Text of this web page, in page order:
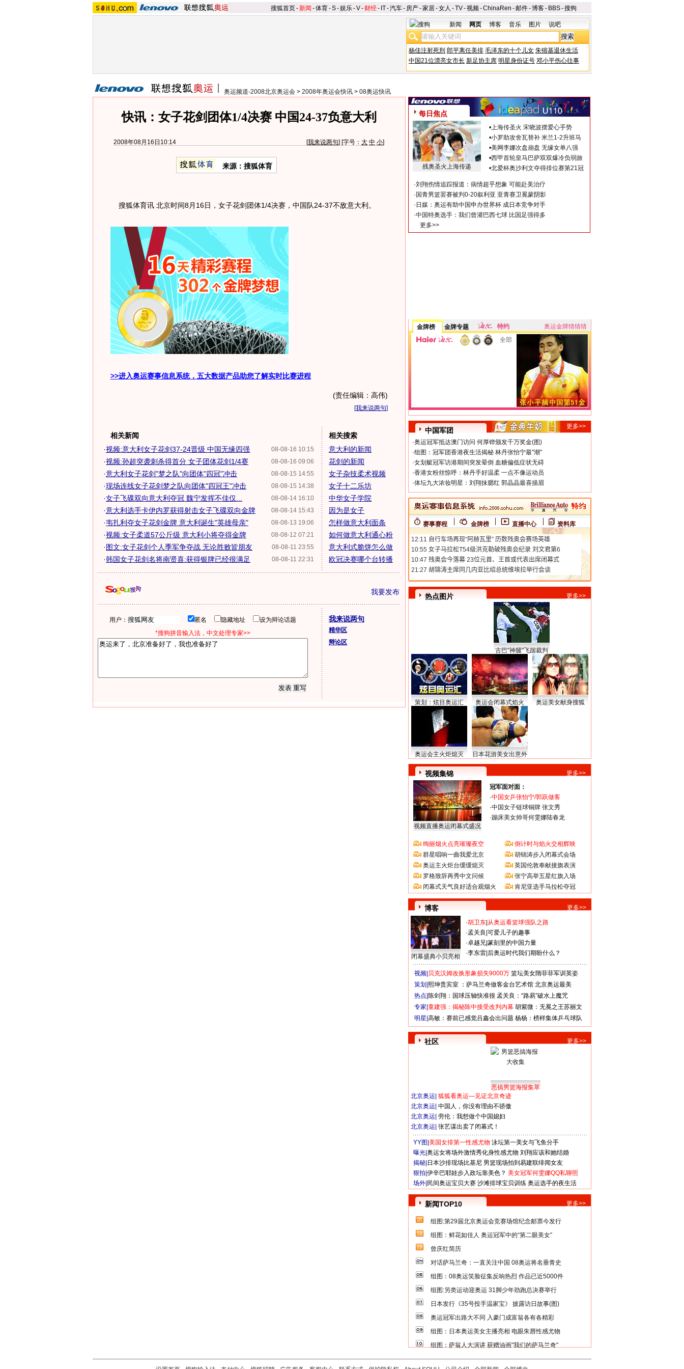
搜狐首页-新闻 -体育-S-娱乐-V- 财经- IT-汽车- 房产-家居-女人 -TV-视频-ChinaRen -邮件-博客- BBS-搜狗
新闻 网页 博客 音乐 图片 说吧
杨佳注射死刑 郎平离任美排 毛泽东的十个儿女 朱镕基退休生活
中国21位漂亮女市长 新足协主席 明星身份证号 邓小平伤心往事
奥运频道-2008北京奥运会 > 2008年奥运会快讯 > 08奥运快讯
快讯：女子花剑团体1/4决赛 中国24-37负意大利
2008年08月16日10:14 [我来说两句] [字号： 大 中 小]
来源：搜狐体育
搜狐体育讯 北京时间8月16日，女子花剑团体1/4决赛，中国队24-37不敌意大利。
>>进入奥运赛事信息系统，五大数据产品助您了解实时比赛进程
(责任编辑：高伟)
[我来说两句]
相关新闻
08-08-16 10:15
·视频:意大利女子花剑37-24晋级 中国无缘四强
08-08-16 09:06
·视频:孙超突袭刺杀得首分 女子团体花剑1/4赛
08-08-15 14:55
·意大利女子花剑"梦之队"向团体"四冠"冲击
08-08-15 14:38
·现场连线女子花剑梦之队向团体"四冠王"冲击
08-08-14 16:10
·女子飞碟双向意大利夺冠 魏宁发挥不佳仅...
08-08-14 15:43
·意大利选手卡伊内罗获得射击女子飞碟双向金牌
08-08-13 19:06
·韦扎利夺女子花剑金牌 意大利诞生"英雄母亲"
08-08-12 07:21
·视频:女子柔道57公斤级 意大利小将夺得金牌
08-08-11 23:55
·图文:女子花剑个人季军争夺战 无论胜败皆朋友
08-08-11 22:31
·韩国女子花剑名将南贤喜:获得银牌已经很满足
相关搜索
意大利的新闻
花剑的新闻
女子杂技柔术视频
女子十二乐坊
中华女子学院
因为是女子
怎样做意大利面条
如何做意大利通心粉
意大利式脆饼怎么做
欧冠决赛哪个台转播
我要发布
用户： 匿名 隐藏地址
设为辩论话题
*搜狗拼音输入法，中文处理专家>>
我来说两句
精华区
辩论区
每日焦点
残奥圣火上海传递
•上海传圣火 宋晓波摆爱心手势
•小罗助攻舍瓦替补 米兰1-2升班马
•美网李娜次盘崩盘 无缘女单八强
•西甲首轮皇马巴萨双双爆冷负弱旅
•北爱杯奥沙利文夺得排位赛第21冠
·刘翔伤情追踪报道：病情超乎想象 可能赴美治疗
· 国青男篮罢赛被判0-20叙利亚 亚青赛卫冕蒙阴影
· 日媒：奥运有助中国申办世界杯 成日本竞争对手
·中国特奥选手：我们曾灌巴西七球 比国足强得多
更多>>
金牌榜 金牌专题 特约
奥运金牌猜猜猜
全部
中国军团
更多>>
·奥运冠军抵达澳门访问 何厚铧颁发千万奖金(图)
·组图：冠军团香港夜生活揭秘 林丹张怡宁最"潮"
·女划艇冠军访港期间突发晕倒 血糖偏低症状无碍
·香港女粉丝惊呼：林丹手好温柔 一点不像运动员
·体坛九大浓妆明星：刘翔抹腮红 郭晶晶最喜描眉
赛事赛程 金牌榜 直播中心 资料库
热点图片 更多>>
古巴"神腿"飞踹裁判
策划：炫目奥运汇 奥运会闭幕式焰火 奥运美女献身搜狐
奥运会主火炬熄灭 日本花游美女出意外
视频集锦 更多>>
视频直播奥运闭幕式盛况
冠军面对面：
·中国女乒张怡宁/郭跃做客
·中国女子链球铜牌 张文秀
·蹦床美女帅哥何雯娜陆春龙
绚丽烟火点亮璀璨夜空
群星唱响一曲我爱北京
奥运主火炬台缓缓熄灭
罗格致辞再秀中文问候
闭幕式天气良好适合观烟火
倒计时与焰火交相辉映
胡锦涛步入闭幕式会场
英国伦敦奉献接旗表演
张宁高举五星红旗入场
肯尼亚选手马拉松夺冠
博客 更多>>
闭幕盛典小贝亮相
·胡卫东 从奥运看篮球强队之路
·孟关良 可爱儿子的趣事
·卓越兄 篆刻里的中国力量
·李东雷 后奥运时代我们期盼什么？
视频| 贝克汉姆改换形象损失9000万 篮坛美女隋菲菲军训英姿
策划| 熙坤贵宾室 ：萨马兰奇做客金台艺术馆 北京奥运最美
热点| 陈剑翔：国球压轴快准很 孟关良：“路易”破水上魔咒
专家| 童建强：揭秘陈中接受改判内幕 胡紫微：无冕之王苏丽文
明星| 高敏：赛前已感觉吕鑫会出问题 杨杨：榜样集体乒乓球队
社区 更多>>
恶搞男篮海报集萃
北京奥运 狐狐看奥运—见证北京奇迹
北京奥运 中国人，你没有理由不骄傲
北京奥运 劳伦：我想做个中国媳妇
北京奥运 张艺谋出卖了闭幕式！
YY图| 美国女排第一性感尤物 泳坛第一美女与飞鱼分手
曝光| 奥运女将场外激情秀化身性感尤物 刘翔应该和她结婚
揭秘| 日本沙排现场比基尼 男篮现场拍到易建联绯闻女友
狠拍| 伊辛巴耶娃步入政坛靠美色？ 美女冠军何雯娜QQ私聊照
场外| 民间奥运宝贝大赛 沙滩排球宝贝训练 奥运选手的夜生活
新闻TOP10 更多>>
组图:第29届北京奥运会竞赛场馆纪念邮票今发行
组图：鲜花如佳人 奥运冠军中的“第二眼美女”
曾庆红简历
对话萨马兰奇：一直关注中国 08奥运将名垂青史
组图：08奥运笑脸征集反响热烈 作品已近5000件
组图:另类运动迎奥运 31脚少年劲跑总决赛举行
日本发行《35号投手温家宝》 披露访日故事(图)
奥运冠军出路大不同 入豪门成富翁各有各精彩
组图：日本奥运美女主播亮相 电眼朱唇性感尤物
组图：萨翁人大演讲 获赠油画"我们的萨马兰奇"